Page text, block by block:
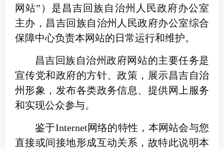
网站”）是昌吉回族自治州人民政府办公室
主办， 昌吉回族自治州人民政府办公室综合
保障中心负责本网站的日常运行和维护。
昌吉回族自治州政府网站的主要任务是
宣传党和政府的方针、政策，展示昌吉自治
州形象，发布各类政务信息、提供网上服务
和实现公众参与。
鉴于Internet网络的特性，本网站会与您
直接或间接地形成互动关系，故特此说明本